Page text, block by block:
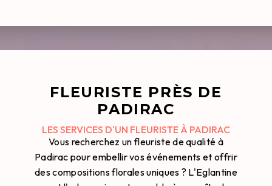
FLEURISTE PRÈS DE
PADIRAC
LES SERVICES D'UN FLEURISTE À PADIRAC
Vous recherchez un fleuriste de qualité à
Padirac pour embellir vos événements et offrir
des compositions florales uniques ? L'Eglantine